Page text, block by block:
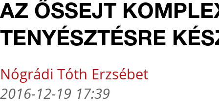
AZ ŐSSEJT
TENYÉSZTÉSRE
Nógrádi Tóth Erzsébet
2016-12-19 17:39